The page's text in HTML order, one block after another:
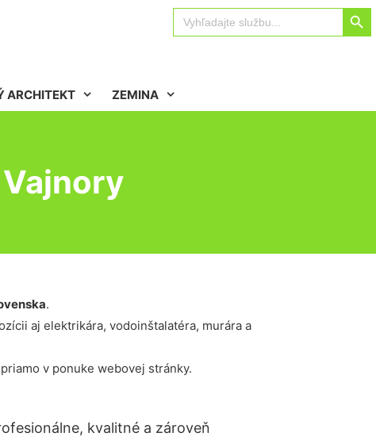
Search
for:
Search Button
ARCHITEKT ZEMINA
.
aj elektrikára, vodoinštalatéra, murára a
v ponuke webovej stránky.
kvalitné a zároveň